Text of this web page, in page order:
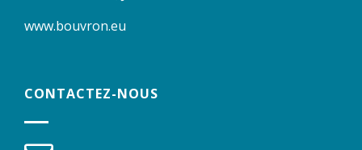
www.bouvron.eu
CONTACTEZ-NOUS